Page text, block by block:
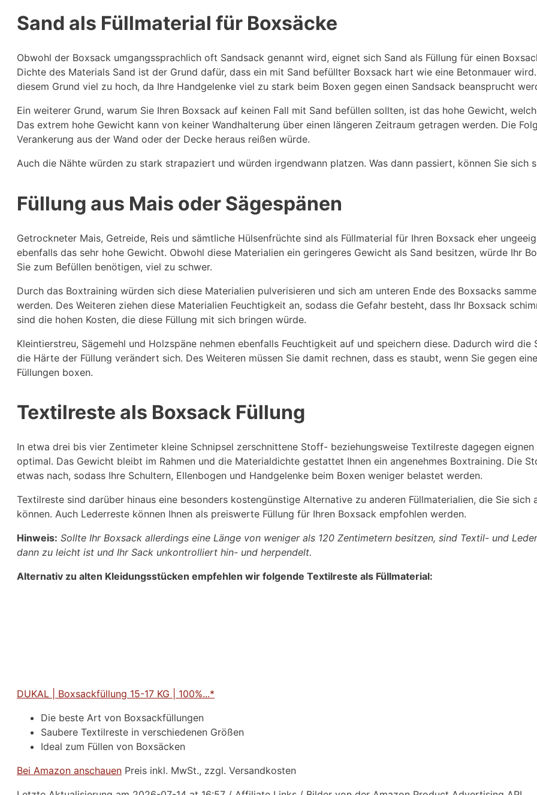
Sand als Füllmaterial für Boxsäcke
Obwohl der Boxsack umgangssprachlich oft Sandsack genannt wird, eignet sich Sand als Füllung für einen
Dichte des Materials Sand ist der Grund dafür, dass ein mit Sand befüllter Boxsack hart wie eine Betonmauer
diesem Grund viel zu hoch, da Ihre Handgelenke viel zu stark beim Boxen gegen einen Sandsack beansprucht
Ein weiterer Grund, warum Sie Ihren Boxsack auf keinen Fall mit Sand befüllen sollten, ist das hohe Gewicht,
Das extrem hohe Gewicht kann von keiner Wandhalterung über einen längeren Zeitraum getragen werden. Die
Verankerung aus der Wand oder der Decke heraus reißen würde.
Auch die Nähte würden zu stark strapaziert und würden irgendwann platzen. Was dann passiert, können Sie sich
Füllung aus Mais oder Sägespänen
Getrockneter Mais, Getreide, Reis und sämtliche Hülsenfrüchte sind als Füllmaterial für Ihren Boxsack eher
ebenfalls das sehr hohe Gewicht. Obwohl diese Materialien ein geringeres Gewicht als Sand besitzen, würde Ihr
Sie zum Befüllen benötigen, viel zu schwer.
Durch das Boxtraining würden sich diese Materialien pulverisieren und sich am unteren Ende des Boxsacks
werden. Des Weiteren ziehen diese Materialien Feuchtigkeit an, sodass die Gefahr besteht, dass Ihr Boxsack
sind die hohen Kosten, die diese Füllung mit sich bringen würde.
Kleintierstreu, Sägemehl und Holzspäne nehmen ebenfalls Feuchtigkeit auf und speichern diese. Dadurch wird
die Härte der Füllung verändert sich. Des Weiteren müssen Sie damit rechnen, dass es staubt, wenn Sie gegen
Füllungen boxen.
Textilreste als Boxsack Füllung
In etwa drei bis vier Zentimeter kleine Schnipsel zerschnittene Stoff- beziehungsweise Textilreste dagegen eignen
optimal. Das Gewicht bleibt im Rahmen und die Materialdichte gestattet Ihnen ein angenehmes Boxtraining. Die
etwas nach, sodass Ihre Schultern, Ellenbogen und Handgelenke beim Boxen weniger belastet werden.
Textilreste sind darüber hinaus eine besonders kostengünstige Alternative zu anderen Füllmaterialien, die Sie sich
können. Auch Lederreste können Ihnen als preiswerte Füllung für Ihren Boxsack empfohlen werden.
Hinweis: Sollte Ihr Boxsack allerdings eine Länge von weniger als 120 Zentimetern besitzen, sind Textil- und
dann zu leicht ist und Ihr Sack unkontrolliert hin- und herpendelt.
Alternativ zu alten Kleidungsstücken empfehlen wir folgende Textilreste als Füllmaterial:
DUKAL | Boxsackfüllung 15-17 KG | 100%...*
Die beste Art von Boxsackfüllungen
Saubere Textilreste in verschiedenen Größen
Ideal zum Füllen von Boxsäcken
Bei Amazon anschauen Preis inkl. MwSt., zzgl. Versandkosten